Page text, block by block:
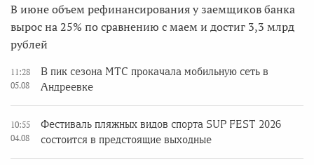
В июне объем рефинансирования у заемщиков банка
вырос на 25% по сравнению с маем и достиг 3,3 млрд
рублей
11:28
05.08
В пик сезона МТС прокачала мобильную сеть в
Андреевке
10:55
04.08
Фестиваль пляжных видов спорта SUP FEST 2026
состоится в предстоящие выходные